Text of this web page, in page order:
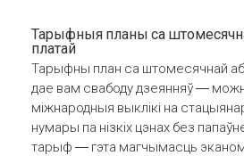
Тарыфныя планы са
платай
Тарыфны план са штомесячнай
дае вам свабоду дзеянняў —
міжнародныя выклікі на
нумары па нізкіх цэнах без
тарыф — гэта магчымасць